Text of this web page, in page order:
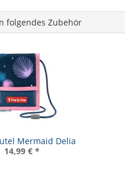
folgendes Zubehör
Mermaid Delia
14,99 € *